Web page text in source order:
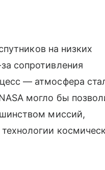
на низких
сопротивления
— атмосфера
могло бы
миссий,